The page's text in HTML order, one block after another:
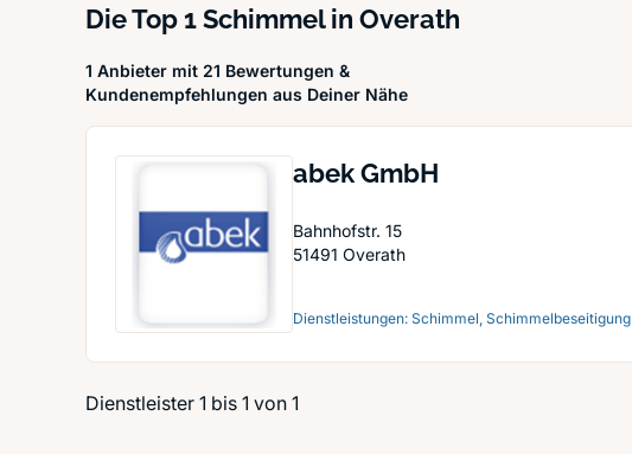
Die Top 1 Schimmel in Overath
1 Anbieter mit 21 Bewertungen &
Kundenempfehlungen aus Deiner Nähe
abek GmbH
Bahnhofstr. 15
51491 Overath
Dienstleistungen: Schimmel, Schimmelbeseitigung
Dienstleister 1 bis 1 von 1